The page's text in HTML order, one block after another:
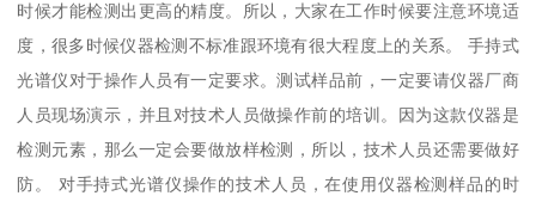
时候才能检测出更高的精度。所以，大家在工作时候要注意环境适
度，很多时候仪器检测不标准跟环境有很大程度上的关系。 手持式
光谱仪对于操作人员有一定要求。测试样品前，一定要请仪器厂商
人员现场演示，并且对技术人员做操作前的培训。因为这款仪器是
检测元素，那么一定会要做放样检测，所以，技术人员还需要做好
防。 对手持式光谱仪操作的技术人员，在使用仪器检测样品的时